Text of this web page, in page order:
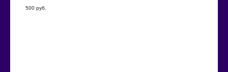
500 руб.